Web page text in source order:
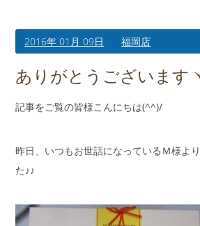
買取査定のご案内
店舗案内
会社概要
2016年 01月 09日 福岡店
ありがとうございます
記事をご覧の皆様こんにちは(^^)/
昨日、いつもお世話になっているＭ様よ
た♪♪